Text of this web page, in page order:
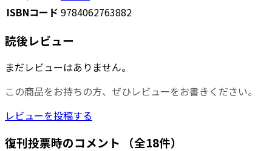
ISBNコード 9784062763882
読後レビュー
まだレビューはありません。
この商品をお持ちの方、ぜひレビューをお書きください。
レビューを投稿する
復刊投票時のコメント （全18件）